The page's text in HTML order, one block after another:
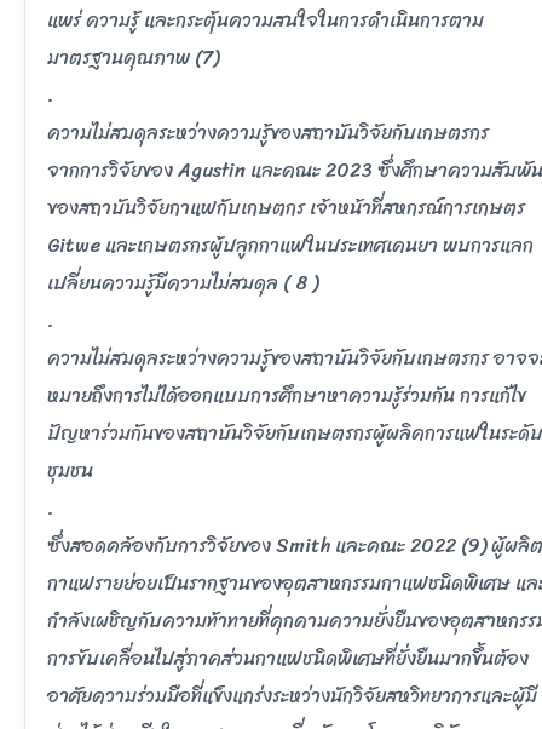
แพร่ ความรู้ และกระตุ้นความสนใจในการดำเนินการตาม
มาตรฐานคุณภาพ (7)
.
ความไม่สมดุลระหว่างความรู้ของสถาบันวิจัยกับเกษตรกร
จากการวิจัยของ Agustin และคณะ 2023 ซึ่งศึกษาความสัมพั
ของสถาบันวิจัยกาแฟกับเกษตกร เจ้าหน้าที่สหกรณ์การเกษตร
Gitwe และเกษตรกรผู้ปลูกกาแฟในประเทศเคนยา พบการแลก
เปลี่ยนความรู้มีความไม่สมดุล ( 8 )
.
ความไม่สมดุลระหว่างความรู้ของสถาบันวิจัยกับเกษตรกร อาจ
หมายถึงการไม่ได้ออกแบบการศึกษาหาความรู้ร่วมกัน การแก้ไข
ปัญหาร่วมกันของสถาบันวิจัยกับเกษตรกรผู้ผลิคการแฟในระดับ
ชุมชน
.
ซึ่งสอดคล้องกับการวิจัยของ Smith และคณะ 2022 (9) ผู้ผลิต
กาแฟรายย่อยเป็นรากฐานของอุตสาหกรรมกาแฟชนิดพิเศษ แล
กำลังเผชิญกับความท้าทายที่คุกคามความยั่งยืนของอุตสาหกร
การขับเคลื่อนไปสู่ภาคส่วนกาแฟชนิดพิเศษที่ยั่งยืนมากขึ้นต้อง
อาศัยความร่วมมือที่แข็งแกร่งระหว่างนักวิจัยสหวิทยาการและผู้มี